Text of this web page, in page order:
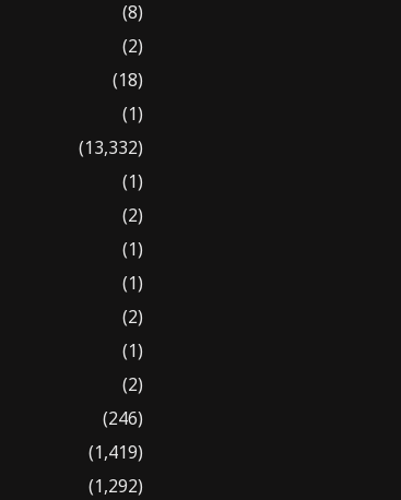
(8)
(2)
(18)
(1)
(13,332)
(1)
(2)
(1)
(1)
(2)
(1)
(2)
(246)
(1,419)
(1,292)